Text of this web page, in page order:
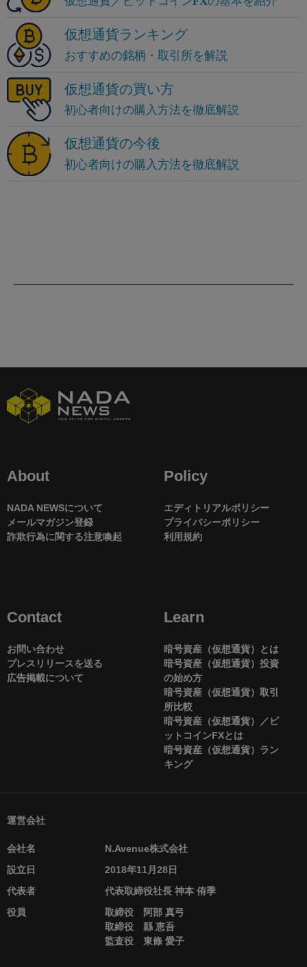
About
NADA NEWSについて
メールマガジン登録
詐欺行為に関する注意喚起
Policy
エディトリアルポリシー
プライバシーポリシー
利用規約
Contact
お問い合わせ
プレスリリースを送る
広告掲載について
Learn
暗号資産（仮想通貨）とは
暗号資産（仮想通貨）投資
の始め方
暗号資産（仮想通貨）取引
所比較
暗号資産（仮想通貨）／ビ
ットコインFXとは
暗号資産（仮想通貨）ラン
キング
運営会社
会社名
N.Avenue株式会社
設立日
2018年11月28日
代表者
代表取締役社長 神本 侑季
役員
取締役 阿部 真弓
取締役 縣 恵吾
監査役 東條 愛子